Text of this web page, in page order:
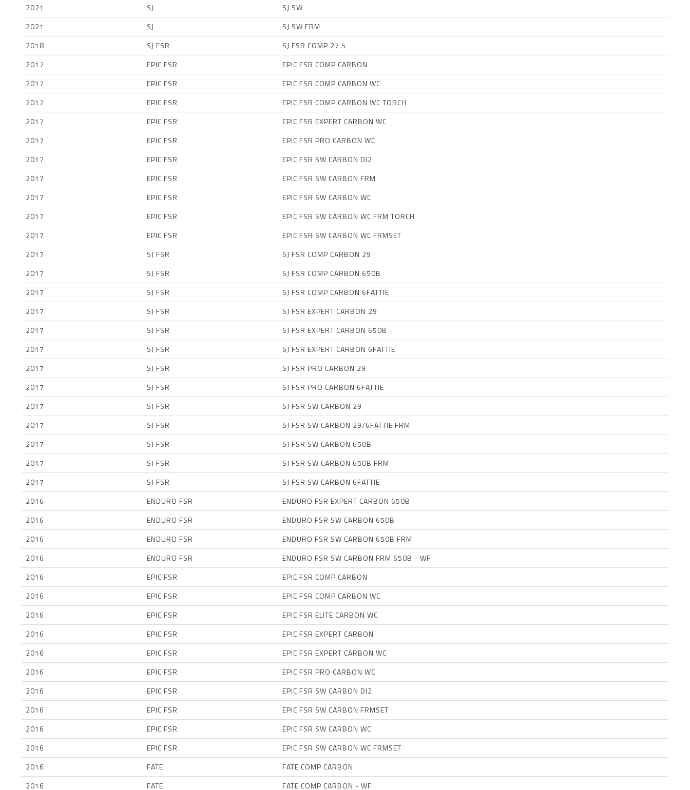
2021
SJ
SJ SW
2021
SJ
SJ SW FRM
2018
SJ FSR
SJ FSR COMP 27.5
2017
EPIC FSR
EPIC FSR COMP CARBON
2017
EPIC FSR
EPIC FSR COMP CARBON WC
2017
EPIC FSR
EPIC FSR COMP CARBON WC TORCH
2017
EPIC FSR
EPIC FSR EXPERT CARBON WC
2017
EPIC FSR
EPIC FSR PRO CARBON WC
2017
EPIC FSR
EPIC FSR SW CARBON DI2
2017
EPIC FSR
EPIC FSR SW CARBON FRM
2017
EPIC FSR
EPIC FSR SW CARBON WC
2017
EPIC FSR
EPIC FSR SW CARBON WC FRM TORCH
2017
EPIC FSR
EPIC FSR SW CARBON WC FRMSET
2017
SJ FSR
SJ FSR COMP CARBON 29
2017
SJ FSR
SJ FSR COMP CARBON 650B
2017
SJ FSR
SJ FSR COMP CARBON 6FATTIE
2017
SJ FSR
SJ FSR EXPERT CARBON 29
2017
SJ FSR
SJ FSR EXPERT CARBON 650B
2017
SJ FSR
SJ FSR EXPERT CARBON 6FATTIE
2017
SJ FSR
SJ FSR PRO CARBON 29
2017
SJ FSR
SJ FSR PRO CARBON 6FATTIE
2017
SJ FSR
SJ FSR SW CARBON 29
2017
SJ FSR
SJ FSR SW CARBON 29/6FATTIE FRM
2017
SJ FSR
SJ FSR SW CARBON 650B
2017
SJ FSR
SJ FSR SW CARBON 650B FRM
2017
SJ FSR
SJ FSR SW CARBON 6FATTIE
2016
ENDURO FSR
ENDURO FSR EXPERT CARBON 650B
2016
ENDURO FSR
ENDURO FSR SW CARBON 650B
2016
ENDURO FSR
ENDURO FSR SW CARBON 650B FRM
2016
ENDURO FSR
ENDURO FSR SW CARBON FRM 650B - WF
2016
EPIC FSR
EPIC FSR COMP CARBON
2016
EPIC FSR
EPIC FSR COMP CARBON WC
2016
EPIC FSR
EPIC FSR ELITE CARBON WC
2016
EPIC FSR
EPIC FSR EXPERT CARBON
2016
EPIC FSR
EPIC FSR EXPERT CARBON WC
2016
EPIC FSR
EPIC FSR PRO CARBON WC
2016
EPIC FSR
EPIC FSR SW CARBON DI2
2016
EPIC FSR
EPIC FSR SW CARBON FRMSET
2016
EPIC FSR
EPIC FSR SW CARBON WC
2016
EPIC FSR
EPIC FSR SW CARBON WC FRMSET
2016
FATE
FATE COMP CARBON
2016
FATE FATE COMP CARBON - WF